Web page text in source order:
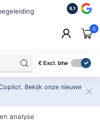
ISO
2.500+
9.1
0
€ Excl. btw
Bekijk onze nieuwe
analyse